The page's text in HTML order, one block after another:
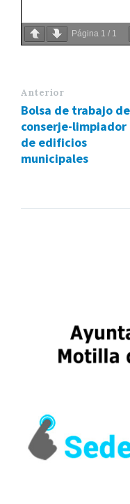
Página 1 / 1
Anterior
Bolsa de trabajo de
conserje-limpiador
de edificios
municipales